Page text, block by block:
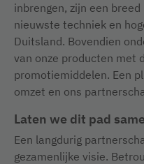
inbrengen, zijn een
nieuwste techniek en
Duitsland. Bovendien
van onze producten met
promotiemiddelen. Een
omzet en ons
Laten we dit pad
Een langdurig
gezamenlijke visie.